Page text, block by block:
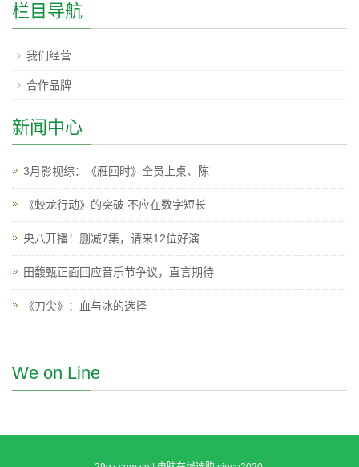
栏目导航
我们经营
合作品牌
新闻中心
3月影视综：《雁回时》全员上桌、陈
《蛟龙行动》的突破 不应在数字短长
央八开播！删减7集，请来12位好演
田馥甄正面回应音乐节争议，直言期待
《刀尖》：血与冰的选择
We on Line